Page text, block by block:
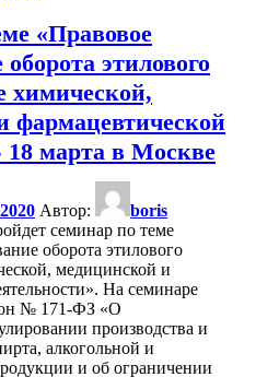
«Правовое
этилового
химической,
фармацевтической
18 марта в Москве
Автор:
boris
семинар по теме
оборота этилового
медицинской и
На семинаре
№ 171-ФЗ «О
производства и
алкогольной и
и об ограничении